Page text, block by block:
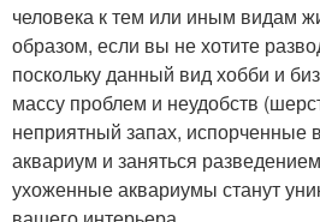
человека к тем или иным видам
образом, если вы не хотите
поскольку данный вид хобби и
массу проблем и неудобств
неприятный запах, испорченные
аквариум и заняться
ухоженные аквариумы станут